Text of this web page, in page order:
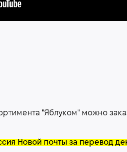
"Яблуком" можно
Новой почты за перевод